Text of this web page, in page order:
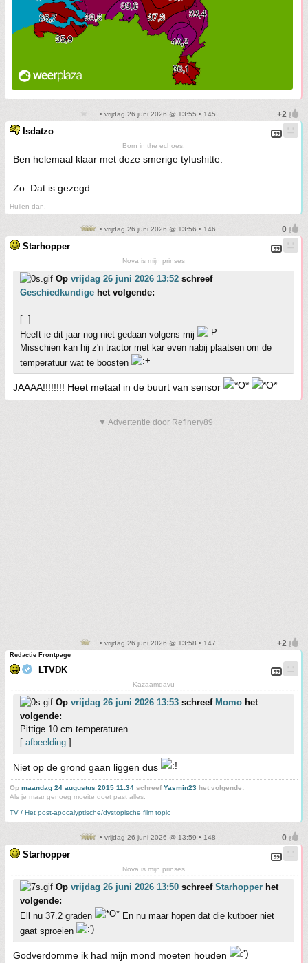
• vrijdag 26 juni 2026 @ 13:55 • 145
Isdatzo
Born in the echoes.
Ben helemaal klaar met deze smerige tyfushitte.
Zo. Dat is gezegd.
Huilen dan.
• vrijdag 26 juni 2026 @ 13:56 • 146
Starhopper
Nova is mijn prinses
Op vrijdag 26 juni 2026 13:52 schreef
Geschiedkundige het volgende:
[..]
Heeft ie dit jaar nog niet gedaan volgens mij
Misschien kan hij z'n tractor met kar even nabij plaatsen om de
temperatuur wat te boosten
JAAAA!!!!!!!! Heet metaal in de buurt van sensor
▼ Advertentie door Refinery89
• vrijdag 26 juni 2026 @ 13:58 • 147
Redactie Frontpage
LTVDK
Kazaamdavu
Op vrijdag 26 juni 2026 13:53 schreef Momo het
volgende:
Pittige 10 cm temperaturen
[ afbeelding ]
Niet op de grond gaan liggen dus
Op maandag 24 augustus 2015 11:34 schreefYasmin23 het volgende:
Als je maar genoeg moeite doet past alles.
TV / Het post-apocalyptische/dystopische film topic
• vrijdag 26 juni 2026 @ 13:59 • 148
Starhopper
Nova is mijn prinses
Op vrijdag 26 juni 2026 13:50 schreef Starhopper het
volgende:
Ell nu 37.2 graden
En nu maar hopen dat die kutboer niet
gaat sproeien
Godverdomme ik had mijn mond moeten houden